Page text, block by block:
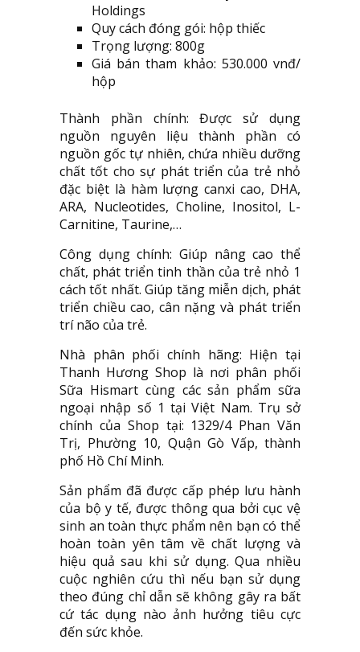
Holdings
Quy cách đóng gói: hộp thiếc
Trọng lượng: 800g
Giá bán tham khảo: 530.000 vnđ/
hộp
Thành phần chính: Được sử dụng
nguồn nguyên liệu thành phần có
nguồn gốc tự nhiên, chứa nhiều dưỡng
chất tốt cho sự phát triển của trẻ nhỏ
đặc biệt là hàm lượng canxi cao, DHA,
ARA, Nucleotides, Choline, Inositol, L-
Carnitine, Taurine,…
Công dụng chính: Giúp nâng cao thể
chất, phát triển tinh thần của trẻ nhỏ 1
cách tốt nhất. Giúp tăng miễn dịch, phát
triển chiều cao, cân nặng và phát triển
trí não của trẻ.
Nhà phân phối chính hãng: Hiện tại
Thanh Hương Shop là nơi phân phối
Sữa Hismart cùng các sản phẩm sữa
ngoại nhập số 1 tại Việt Nam. Trụ sở
chính của Shop tại: 1329/4 Phan Văn
Trị, Phường 10, Quận Gò Vấp, thành
phố Hồ Chí Minh.
Sản phẩm đã được cấp phép lưu hành
của bộ y tế, được thông qua bởi cục vệ
sinh an toàn thực phẩm nên bạn có thể
hoàn toàn yên tâm về chất lượng và
hiệu quả sau khi sử dụng. Qua nhiều
cuộc nghiên cứu thì nếu bạn sử dụng
theo đúng chỉ dẫn sẽ không gây ra bất
cứ tác dụng nào ảnh hưởng tiêu cực
đến sức khỏe.